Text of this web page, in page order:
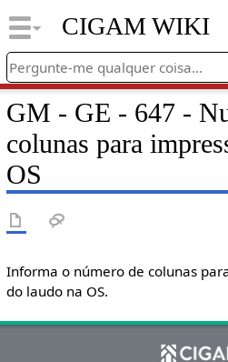
CIGAM WIKI
GM - GE - 647 -
colunas para
OS
Informa o número de colunas
do laudo na OS.